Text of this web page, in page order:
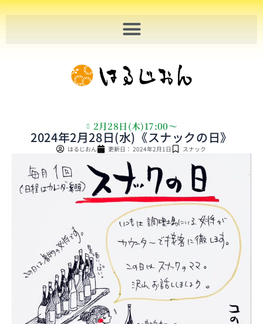
内
容
2月28日(木)17:00〜
2024年2月28日(水)《スナックの日》
はるじおん 更新日： 2024年2月1日 スナック